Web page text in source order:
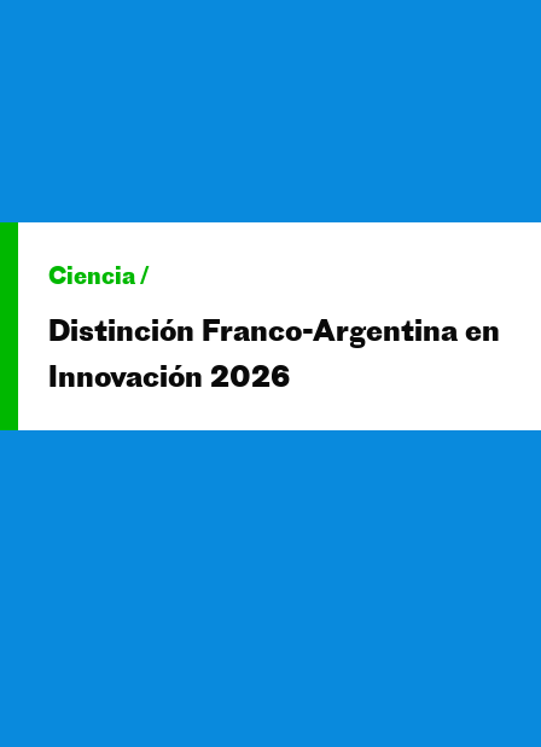
Ciencia /
Distinción Franco-Argentina en
Innovación 2026